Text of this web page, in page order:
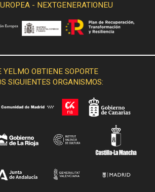
- NEXTGENERATIONEU
YELMO OBTIENE SOPORTE
SIGUIENTES ORGANISMOS: